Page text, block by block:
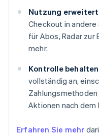
Nutzung
Checkout in andere
für Abos, Radar
mehr.
Kontrolle
vollständig an,
Zahlungsmethoden
Aktionen nach dem
Erfahren Sie mehr